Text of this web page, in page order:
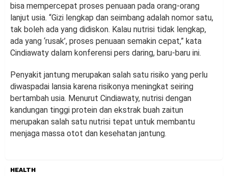
bisa mempercepat proses penuaan pada orang-orang
lanjut usia. “Gizi lengkap dan seimbang adalah nomor satu,
tak boleh ada yang didiskon. Kalau nutrisi tidak lengkap,
ada yang ‘rusak’, proses penuaan semakin cepat,” kata
Cindiawaty dalam konferensi pers daring, baru-baru ini.
Penyakit jantung merupakan salah satu risiko yang perlu
diwaspadai lansia karena risikonya meningkat seiring
bertambah usia. Menurut Cindiawaty, nutrisi dengan
kandungan tinggi protein dan ekstrak buah zaitun
merupakan salah satu nutrisi tepat untuk membantu
menjaga massa otot dan kesehatan jantung.
HEALTH